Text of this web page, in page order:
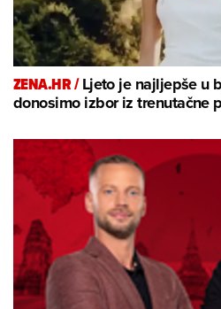
ZENA.HR /Ljeto je najljepše u
donosimo izbor iz trenutačne